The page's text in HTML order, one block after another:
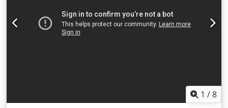
SAK-skivelevering Tekniske detaljer Maks. arkstørrelse: 400
x 650 mm Min. arkstørrelse: 80 x 100 mm Maks. mekanisk
hastighet: 180 m/min.
1 /8